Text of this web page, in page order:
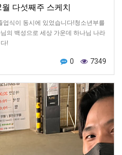
다섯째주 스케치
식이 동시에 있었습니다!청소년부를
의 백성으로 세상 가운데 하나님 나라
!
0 7349